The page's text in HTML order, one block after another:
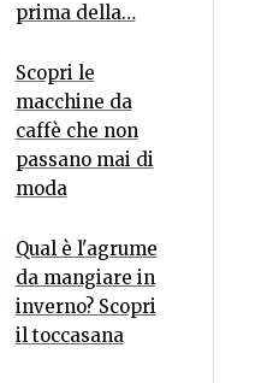
prima della…
Scopri le
macchine da
caffè che non
passano mai di
moda
Qual è l'agrume
da mangiare in
inverno? Scopri
il toccasana